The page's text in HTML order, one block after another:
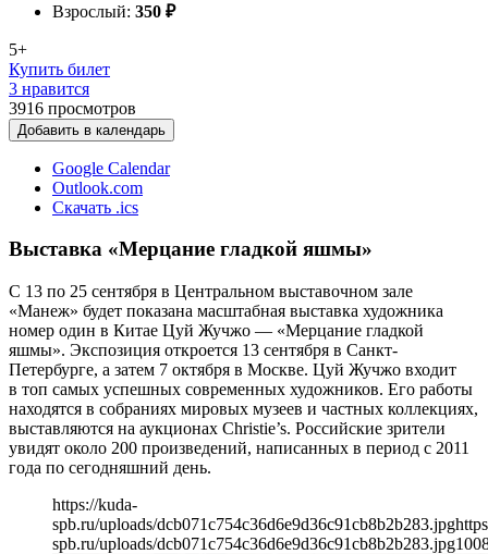
Взрослый: 350 ₽
5+
Купить билет
3 нравится
3916 просмотров
Добавить в календарь
Google Calendar
Outlook.com
Скачать .ics
Выставка «Мерцание гладкой яшмы»
С 13 по 25 сентября в Центральном выставочном зале
«Манеж» будет показана масштабная выставка художника
номер один в Китае Цуй Жучжо — «Мерцание гладкой
яшмы». Экспозиция откроется 13 сентября в Санкт-
Петербурге, а затем 7 октября в Москве. Цуй Жучжо входит
в топ самых успешных современных художников. Его работы
находятся в собраниях мировых музеев и частных коллекциях,
выставляются на аукционах Christie’s. Российские зрители
увидят около 200 произведений, написанных в период с 2011
года по сегодняшний день.
https://kuda-
spb.ru/uploads/dcb071c754c36d6e9d36c91cb8b2b283.jpg
spb.ru/uploads/dcb071c754c36d6e9d36c91cb8b2b283.jpg